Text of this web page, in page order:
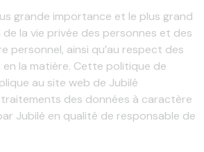
grande importance et le plus grand
la vie privée des personnes et des
personnel, ainsi qu’au respect des
la matière. Cette politique de
au site web de Jubilé
des données à caractère
Jubilé en qualité de responsable de